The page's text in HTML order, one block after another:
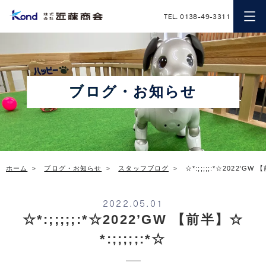
近藤商会
TEL. 0138-49-3311
ブログ・お知らせ
ホーム ブログ・お知らせ スタッフブログ ☆*:;;;;;:*☆2022’GW
2022.05.01
☆*:;;;;;:*☆2022’GW 【前半】☆
*:;;;;;:*☆